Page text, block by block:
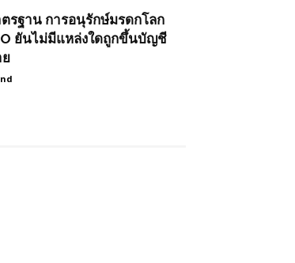
รฐาน การอนุรักษ์มรดกโลก
ยันไม่มีแหล่งใดถูกขึ้นบัญชี